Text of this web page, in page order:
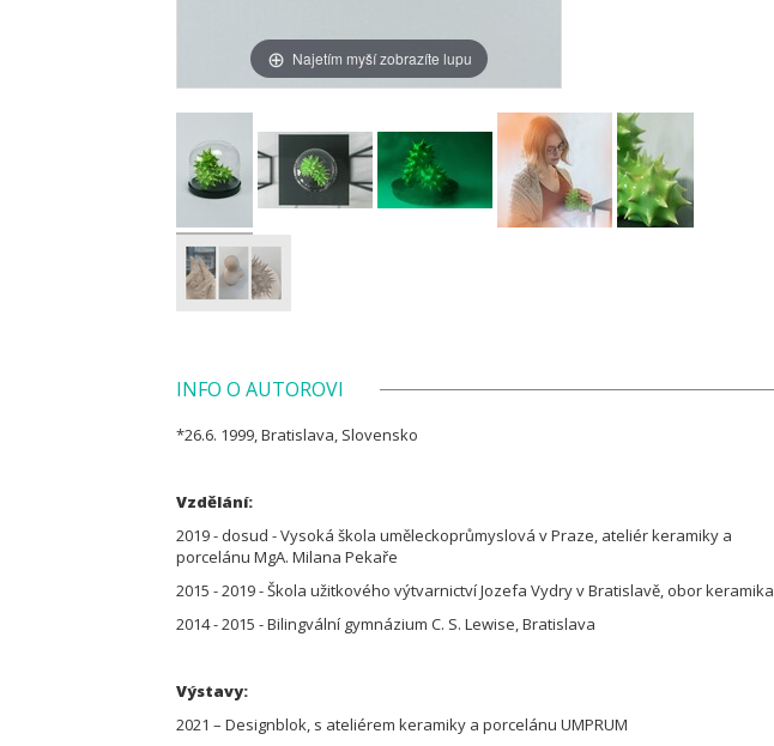
Najetím myší zobrazíte lupu
INFO O AUTOROVI
*26.6. 1999, Bratislava, Slovensko
Vzdělání:
2019 - dosud - Vysoká škola uměleckoprůmyslová v Praze, ateliér keramiky a
porcelánu MgA. Milana Pekaře
2015 - 2019 - Škola užitkového výtvarnictví Jozefa Vydry v Bratislavě, obor keramika
2014 - 2015 - Bilingvální gymnázium C. S. Lewise, Bratislava
Výstavy:
2021 – Designblok, s ateliérem keramiky a porcelánu UMPRUM